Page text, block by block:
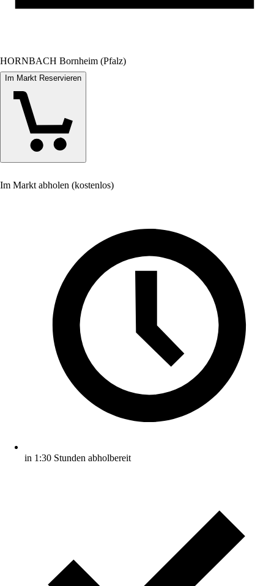
HORNBACH Bornheim (Pfalz)
Im Markt Reservieren
Im Markt abholen (kostenlos)
in 1:30 Stunden abholbereit